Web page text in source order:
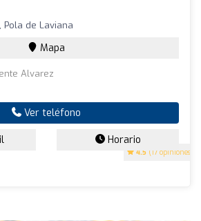
4.5 (17 opiniones)
Pola de Laviana
Mapa
Alvarez
Ver teléfono
Horario